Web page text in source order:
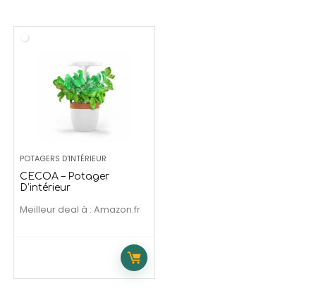
POTAGERS D'INTÉRIEUR
CECOA – Potager
D’intérieur
Meilleur deal à : Amazon.fr